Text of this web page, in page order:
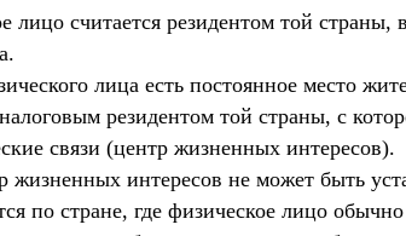
лицо считается резидентом той страны,
лица есть постоянное место
резидентом той страны, с
связи (центр жизненных интересов).
жизненных интересов не может быть
по стране, где физическое лицо